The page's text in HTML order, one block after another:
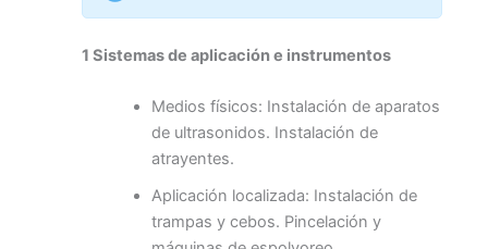
1 Sistemas de aplicación e instrumentos
Medios físicos: Instalación de aparatos
de ultrasonidos. Instalación de
atrayentes.
Aplicación localizada: Instalación de
trampas y cebos. Pincelación y